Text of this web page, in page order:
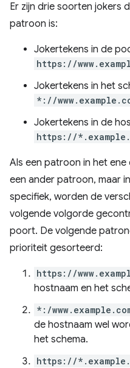
Er zijn drie soorten jokers
patroon is:
Jokertekens in de
https://
Jokertekens in het
*://
Jokertekens in de
https://
Als een patroon in het
een ander patroon, maar
specifiek, worden de
volgende volgorde
poort. De volgende
prioriteit gesorteerd:
https://
hostnaam en het
*:/
de hostnaam wel
het schema.
https://